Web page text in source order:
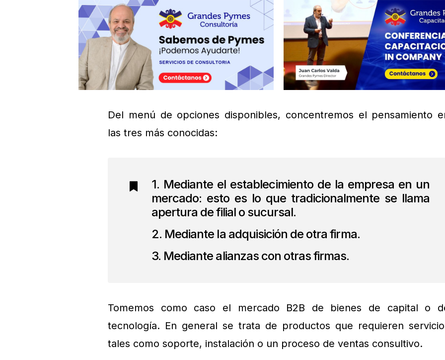
Del menú de opciones disponibles, concentremos el pensamiento
las tres más conocidas:
1. Mediante el establecimiento de la empresa en un
mercado: esto es lo que tradicionalmente se llama
apertura de filial o sucursal.
2. Mediante la adquisición de otra firma.
3. Mediante alianzas con otras firmas.
Tomemos como caso el mercado B2B de bienes de capital o
tecnología. En general se trata de productos que requieren
tales como soporte, instalación o un proceso de ventas consultivo.